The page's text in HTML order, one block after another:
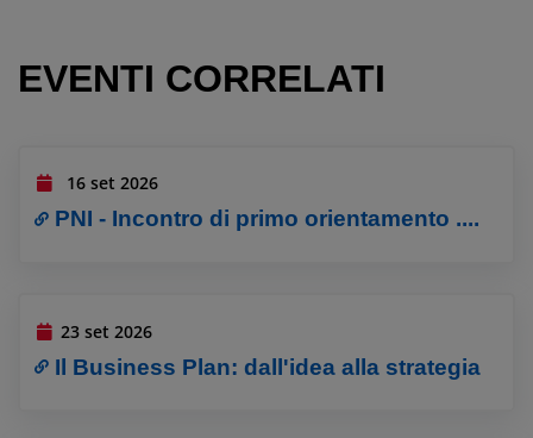
EVENTI CORRELATI
16 set 2026
PNI - Incontro di primo orientamento ....
23 set 2026
Il Business Plan: dall'idea alla strategia